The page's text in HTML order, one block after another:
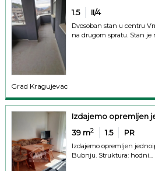
1.5
II/4
Dvosoban stan u centru
na drugom spratu. Stan je
Grad Kragujevac
Izdajemo opremljen
39 m2 1.5 PR
Izdajemo opremljen
Bubnju. Struktura: hodni...